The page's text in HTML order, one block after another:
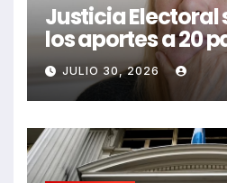
Justicia Electoral
los aportes a 20
JULIO 30, 2026